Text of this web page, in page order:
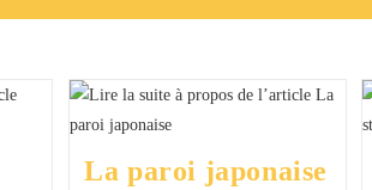
La paroi japonaise